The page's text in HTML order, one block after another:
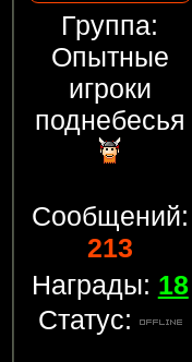
Группа:
Опытные
игроки
поднебесья
Сообщений:
213
Награды: 18
Статус: